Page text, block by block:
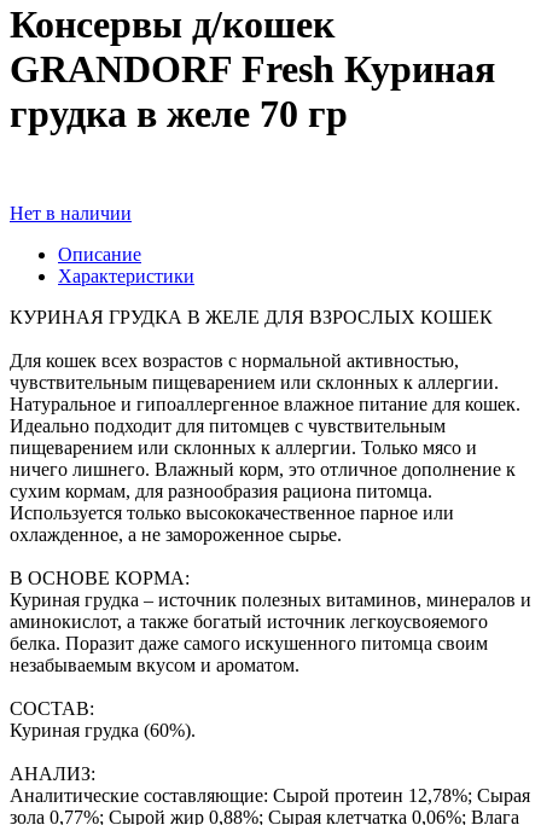
Консервы д/кошек
GRANDORF Fresh Куриная
грудка в желе 70 гр
Нет в наличии
Описание
Характеристики
КУРИНАЯ ГРУДКА В ЖЕЛЕ ДЛЯ ВЗРОСЛЫХ КОШЕК
Для кошек всех возрастов с нормальной активностью,
чувствительным пищеварением или склонных к аллергии.
Натуральное и гипоаллергенное влажное питание для кошек.
Идеально подходит для питомцев с чувствительным
пищеварением или склонных к аллергии. Только мясо и
ничего лишнего. Влажный корм, это отличное дополнение к
сухим кормам, для разнообразия рациона питомца.
Используется только высококачественное парное или
охлажденное, а не замороженное сырье.
В ОСНОВЕ КОРМА:
Куриная грудка – источник полезных витаминов, минералов и
аминокислот, а также богатый источник легкоусвояемого
белка. Поразит даже самого искушенного питомца своим
незабываемым вкусом и ароматом.
СОСТАВ:
Куриная грудка (60%).
АНАЛИЗ:
Аналитические составляющие: Сырой протеин 12,78%; Сырая
зола 0,77%; Сырой жир 0,88%; Сырая клетчатка 0,06%; Влага